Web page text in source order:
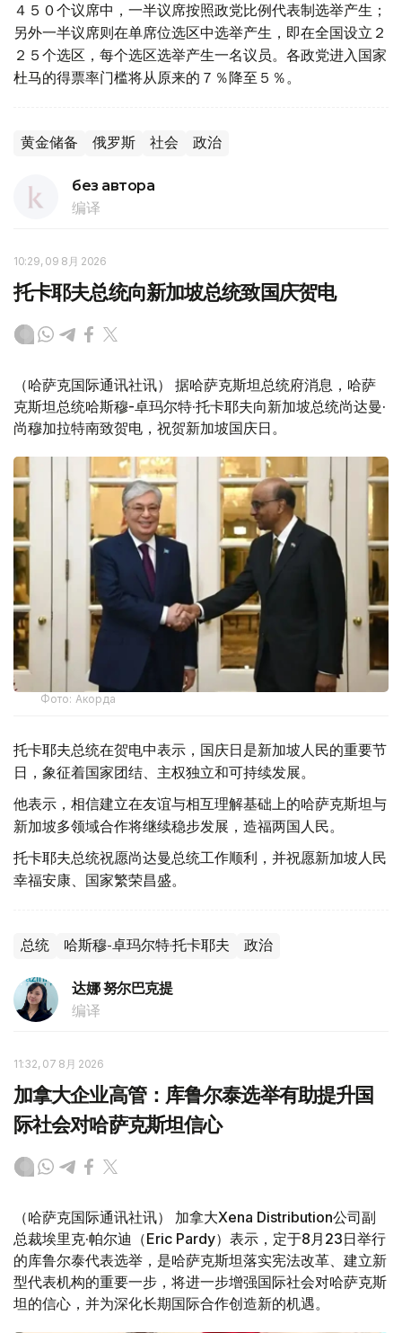
４５０个议席中，一半议席按照政党比例代表制选举产生；
另外一半议席则在单席位选区中选举产生，即在全国设立２
２５个选区，每个选区选举产生一名议员。各政党进入国家
杜马的得票率门槛将从原来的７％降至５％。
黄金储备 俄罗斯 社会 政治
без автора
编译
10:29, 09 8月 2026
托卡耶夫总统向新加坡总统致国庆贺电
（哈萨克国际通讯社讯） 据哈萨克斯坦总统府消息，哈萨
克斯坦总统哈斯穆-卓玛尔特·托卡耶夫向新加坡总统尚达曼·
尚穆加拉特南致贺电，祝贺新加坡国庆日。
Фото: Акорда
托卡耶夫总统在贺电中表示，国庆日是新加坡人民的重要节
日，象征着国家团结、主权独立和可持续发展。
他表示，相信建立在友谊与相互理解基础上的哈萨克斯坦与
新加坡多领域合作将继续稳步发展，造福两国人民。
托卡耶夫总统祝愿尚达曼总统工作顺利，并祝愿新加坡人民
幸福安康、国家繁荣昌盛。
总统 哈斯穆-卓玛尔特·托卡耶夫 政治
达娜 努尔巴克提
编译
11:32, 07 8月 2026
加拿大企业高管：库鲁尔泰选举有助提升国
际社会对哈萨克斯坦信心
（哈萨克国际通讯社讯） 加拿大Xena Distribution公司副
总裁埃里克·帕尔迪（Eric Pardy）表示，定于8月23日举行
的库鲁尔泰代表选举，是哈萨克斯坦落实宪法改革、建立新
型代表机构的重要一步，将进一步增强国际社会对哈萨克斯
坦的信心，并为深化长期国际合作创造新的机遇。